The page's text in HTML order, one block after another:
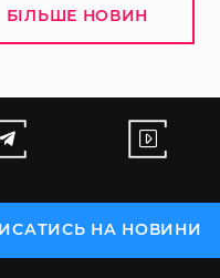
БІЛЬШЕ НОВИН
НА НОВИНИ